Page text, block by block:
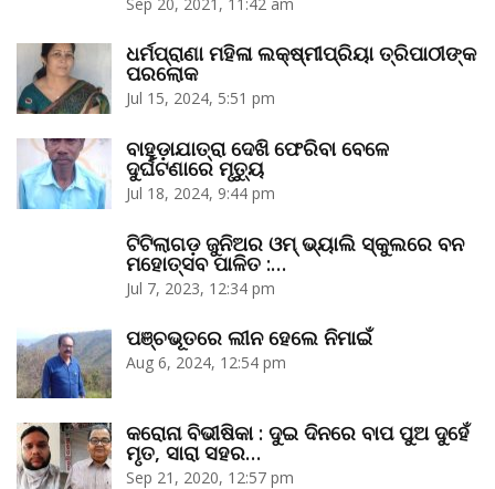
ଧର୍ମପ୍ରାଣା ମହିଳା ଲକ୍ଷ୍ମୀପ୍ରିୟା ତ୍ରିପାଠୀଙ୍କ
ପରଲୋକ
Jul 15, 2024, 5:51 pm
ବାହୁଡ଼ାଯାତ୍ରା ଦେଖି ଫେରିବା ବେଳେ
ଦୁର୍ଘଟଣାରେ ମୃତ୍ୟୁ
Jul 18, 2024, 9:44 pm
ଟିଟିଲାଗଡ଼ ଜୁନିଅର ଓମ୍‌ ଭ୍ୟାଲି ସ୍କୁଲରେ ବନ
ମହୋତ୍ସବ ପାଳିତ :…
Jul 7, 2023, 12:34 pm
ପଞ୍ଚଭୂତରେ ଲୀନ ହେଲେ ନିମାଇଁ
Aug 6, 2024, 12:54 pm
କରୋନା ବିଭୀଷିକା : ଦୁଇ ଦିନରେ ବାପ ପୁଅ ଦୁହେଁ
ମୃତ, ସାରା ସହର…
Sep 21, 2020, 12:57 pm